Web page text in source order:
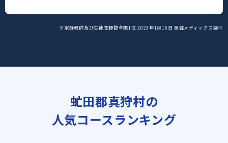
※家庭教師及び生徒在籍数全国1位 2023年1月16日 産經メディックス調べ
虻田郡真狩村の
人気コースランキング